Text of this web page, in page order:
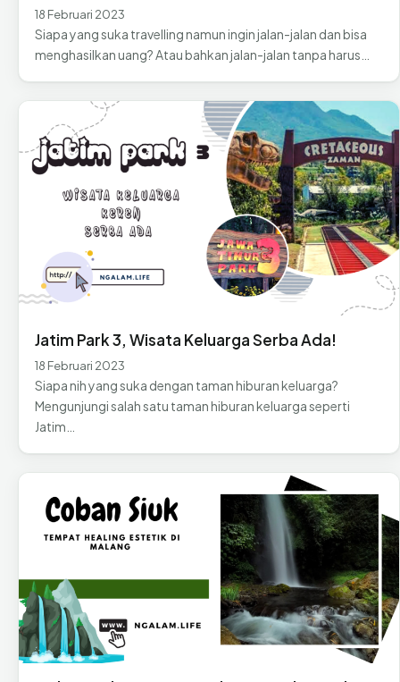
18 Februari 2023
Siapa yang suka travelling namun ingin jalan-jalan dan bisa
menghasilkan uang? Atau bahkan jalan-jalan tanpa harus…
Jatim Park 3, Wisata Keluarga Serba Ada!
18 Februari 2023
Siapa nih yang suka dengan taman hiburan keluarga?
Mengunjungi salah satu taman hiburan keluarga seperti
Jatim…